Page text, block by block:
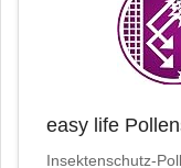
easy life
Insektenschutz-